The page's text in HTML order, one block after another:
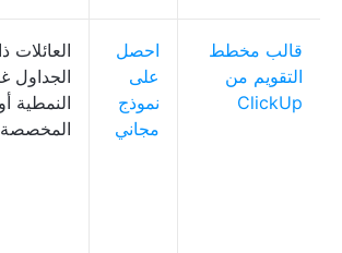
قالب مخطط
التقويم من
ClickUp
احصل
على
نموذج
مجاني
العائلات
الجداول
النمطية أو
المخصصة